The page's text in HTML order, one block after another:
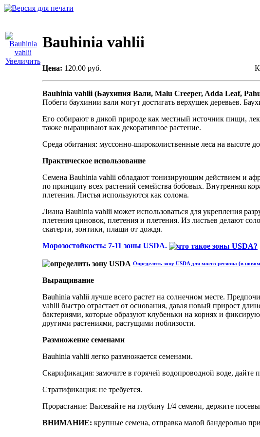
Увеличить
Bauhinia vahlii
Цена: 120.00 руб.
Bauhinia vahlii (Баухиния Вали, Malu Creeper, Adda Leaf,
Побеги баухинии вали могут достигать верхушек деревьев.
Его собирают в дикой природе как местный источник пищи,
также выращивают как декоративное растение.
Среда обитания: муссонно-широколиственные леса на высоте
Практическое использование
Семена Bauhinia vahlii обладают тонизирующим действием и
по принципу всех растений семейства бобовых. Внутренняя
плетения. Листья используются как солома.
Лиана Bauhinia vahlii может использоваться для укрепления
плетения циновок, плетения и плетения. Из листьев делают
скатерти, зонтики, плащи от дождя.
Морозостойкость: 7-11 зоны USDA.
Определить зону USDA для моего региона (в
Выращивание
Bauhinia vahlii лучше всего растет на солнечном месте.
vahlii быстро отрастает от основания, давая новый прирост
бактериями, которые образуют клубеньки на корнях и
другими растениями, растущими поблизости.
Размножение семенами
Bauhinia vahlii легко размножается семенами.
Скарификация: замочите в горячей водопроводной воде, дайте
Стратификация: не требуется.
Прорастание: Высевайте на глубину 1/4 семени, держите
ВНИМАНИЕ: крупные семена, отправка малой бандеролью